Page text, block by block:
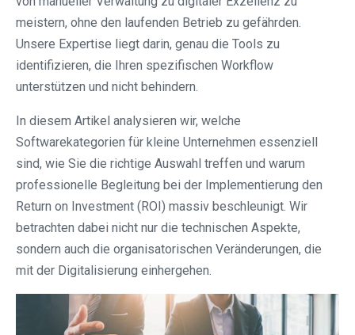
meistern, ohne den laufenden Betrieb zu gefährden.
Unsere Expertise liegt darin, genau die Tools zu
identifizieren, die Ihren spezifischen Workflow
unterstützen und nicht behindern.
In diesem Artikel analysieren wir, welche
Softwarekategorien für kleine Unternehmen essenziell
sind, wie Sie die richtige Auswahl treffen und warum
professionelle Begleitung bei der Implementierung den
Return on Investment (ROI) massiv beschleunigt. Wir
betrachten dabei nicht nur die technischen Aspekte,
sondern auch die organisatorischen Veränderungen, die
mit der Digitalisierung einhergehen.